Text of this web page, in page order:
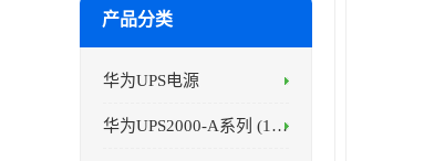
产品分类
华为UPS电源
华为UPS2000-A系列 (1-3kVA )